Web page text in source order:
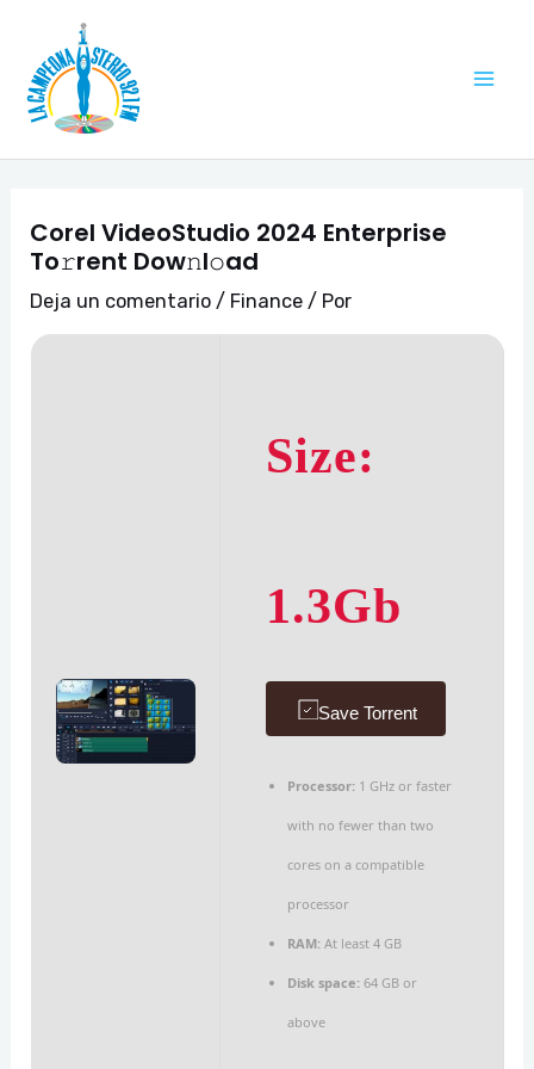
contenido
Corel VideoStudio 2024 Enterprise
To𝚛rent Dow𝚗l𝚘ad
Deja un comentario / Finance / Por
Size:
1.3Gb
Save Torrent
Processor:1 GHz or faster
with no fewer than two
cores on a compatible
processor
RAM:At least 4 GB
Disk space:64 GB or
above
de
entradas